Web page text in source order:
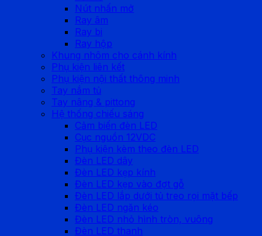
Nút nhấn mở
Ray âm
Ray bi
Ray hộp
Khung nhôm cho cánh kính
Phụ kiện liên kết
Phụ kiện nội thất thông minh
Tay nắm tủ
Tay nâng & pittong
Hệ thống chiếu sáng
Cảm biến đèn LED
Cục nguồn 12VDC
Phụ kiện kèm theo đèn LED
Đèn LED dây
Đèn LED kẹp kính
Đèn LED kẹp vào đợt gỗ
Đèn LED lắp dưới tủ treo rọi mặt bếp
Đèn LED ngăn kéo
Đèn LED nhỏ hình tròn, vuông
Đèn LED thanh